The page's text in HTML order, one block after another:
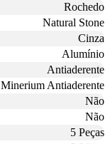
Rochedo
Natural Stone
Cinza
Alumínio
Antiaderente
Minerium Antiaderente
Não
Não
5 Peças